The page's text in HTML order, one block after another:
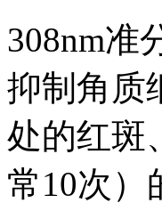
308nm准
抑制角质
处的红斑
常10次）